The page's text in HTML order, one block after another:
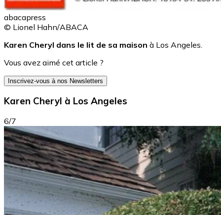
abacapress
© Lionel Hahn/ABACA
Karen Cheryl dans le lit de sa maison à Los Angeles.
Vous avez aimé cet article ?
Inscrivez-vous à nos Newsletters
Karen Cheryl à Los Angeles
6/7